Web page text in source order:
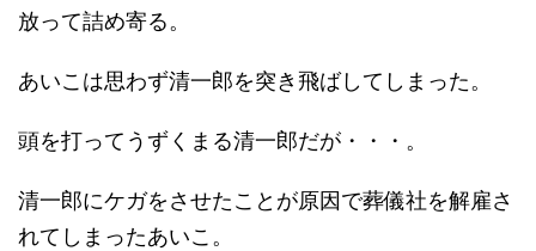
放って詰め寄る。
あいこは思わず清一郎を突き飛ばしてしまった。
頭を打ってうずくまる清一郎だが・・・。
清一郎にケガをさせたことが原因で葬儀社を解雇さ
れてしまったあいこ。